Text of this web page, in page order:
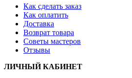
Как сделать заказ
Как оплатить
Доставка
Возврат товара
Советы мастеров
Отзывы
ЛИЧНЫЙ КАБИНЕТ